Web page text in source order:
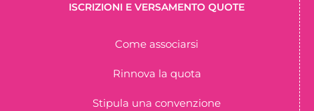
ISCRIZIONI E VERSAMENTO QUOTE
Come associarsi
Rinnova la quota
Stipula una convenzione